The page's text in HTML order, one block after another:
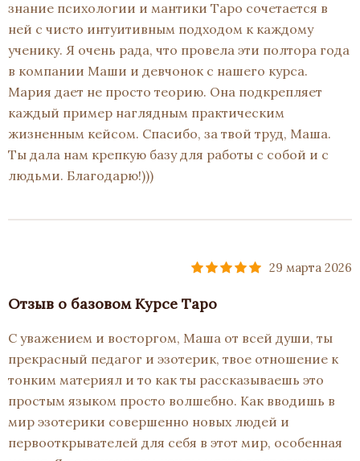
знание психологии и мантики Таро сочетается в
ней с чисто интуитивным подходом к каждому
ученику. Я очень рада, что провела эти полтора года
в компании Маши и девчонок с нашего курса.
Мария дает не просто теорию. Она подкрепляет
каждый пример наглядным практическим
жизненным кейсом. Спасибо, за твой труд, Маша.
Ты дала нам крепкую базу для работы с собой и с
людьми. Благодарю!)))
29 марта 2026
Отзыв о базовом Курсе Таро
С уважением и восторгом, Маша от всей души, ты
прекрасный педагог и эзотерик, твое отношение к
тонким материял и то как ты рассказываешь это
простым языком просто волшебно. Как вводишь в
мир эзотерики совершенно новых людей и
первооткрывателей для себя в этот мир, особенная